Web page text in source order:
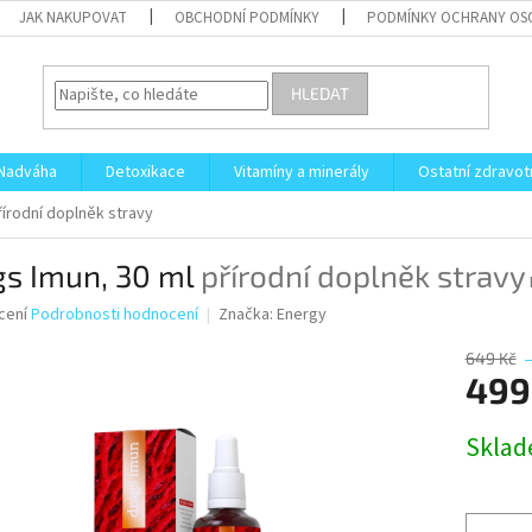
JAK NAKUPOVAT OBCHODNÍ PODMÍNKY PODMÍNKY OCHRANY
HLEDAT
Detoxikace Vitamíny a minerály Ostatní
doplněk stravy
Imun, 30 ml přírodní doplněk stravy
Podrobnosti hodnocení Značka: Energy
649 Kč
cena: